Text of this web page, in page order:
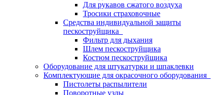
Для рукавов сжатого воздуха
Тросики страховочные
Средства индивидуальной защиты
пескоструйщика
Фильтр для дыхания
Шлем пескоструйщика
Костюм пескоструйщика
Оборудование для штукатурки и шпаклевки
Комплектующие для окрасочного оборудования
Пистолеты распылители
Поворотные узлы